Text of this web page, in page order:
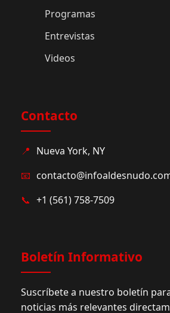
Programas
Entrevistas
Videos
Contacto
📍 Nueva York, NY
📧
📞 +1 (561) 758-7509
Boletín Informativo
Suscríbete a nuestro boletín
noticias más relevantes